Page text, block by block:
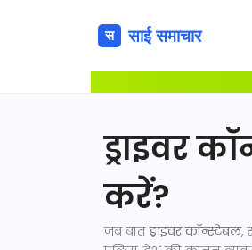
ड्राइवर
करें?
जब बातड्राइवर कॉन्स्टेबल,